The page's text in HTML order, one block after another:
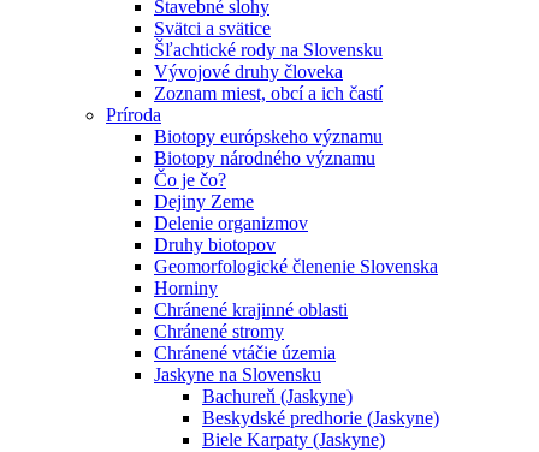
Stavebné slohy
Svätci a svätice
Šľachtické rody na Slovensku
Vývojové druhy človeka
Zoznam miest, obcí a ich častí
Príroda
Biotopy európskeho významu
Biotopy národného významu
Čo je čo?
Dejiny Zeme
Delenie organizmov
Druhy biotopov
Geomorfologické členenie Slovenska
Horniny
Chránené krajinné oblasti
Chránené stromy
Chránené vtáčie územia
Jaskyne na Slovensku
Bachureň (Jaskyne)
Beskydské predhorie (Jaskyne)
Biele Karpaty (Jaskyne)